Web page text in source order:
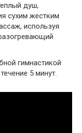
душ,
сухим жестким
используя
гимнастикой
5 минут.